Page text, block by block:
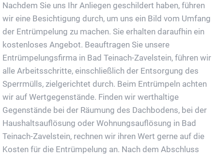
Nachdem Sie uns Ihr Anliegen geschildert haben, führen
wir eine Besichtigung durch, um uns ein Bild vom Umfang
der Entrümpelung zu machen. Sie erhalten daraufhin ein
kostenloses Angebot. Beauftragen Sie unsere
Entrümpelungsfirma in Bad Teinach-Zavelstein, führen wir
alle Arbeitsschritte, einschließlich der Entsorgung des
Sperrmülls, zielgerichtet durch. Beim Entrümpeln achten
wir auf Wertgegenstände. Finden wir werthaltige
Gegenstände bei der Räumung des Dachbodens, bei der
Haushaltsauflösung oder Wohnungsauflösung in Bad
Teinach-Zavelstein, rechnen wir ihren Wert gerne auf die
Kosten für die Entrümpelung an. Nach dem Abschluss